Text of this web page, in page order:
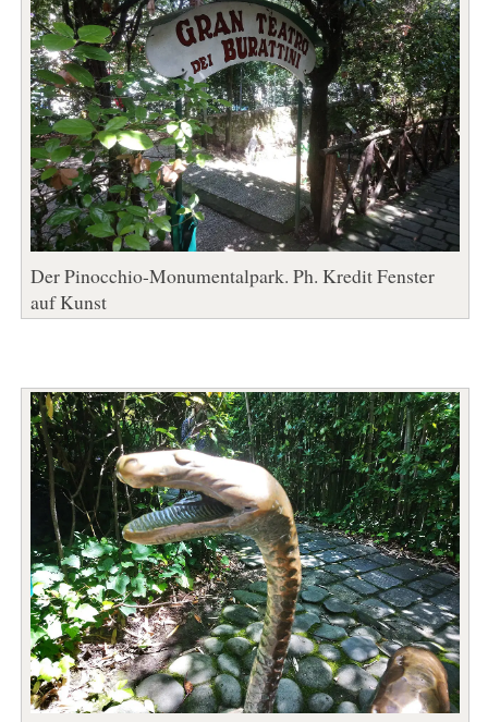
Der Pinocchio-Monumentalpark. Ph. Kredit Fenster
auf Kunst